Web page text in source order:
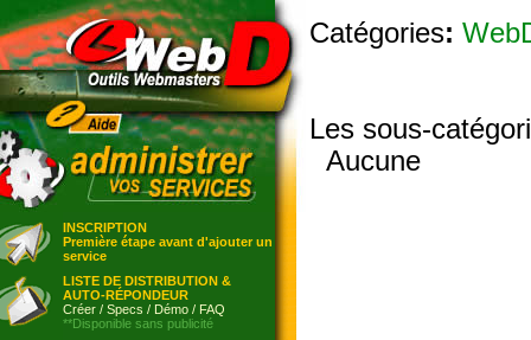
INSCRIPTION
Première étape avant d'ajouter un
service
LISTE DE DISTRIBUTION &
AUTO-RÉPONDEUR
Créer / Specs / Démo / FAQ
**Disponible sans publicité
Catégories:
Les sous-
Aucune